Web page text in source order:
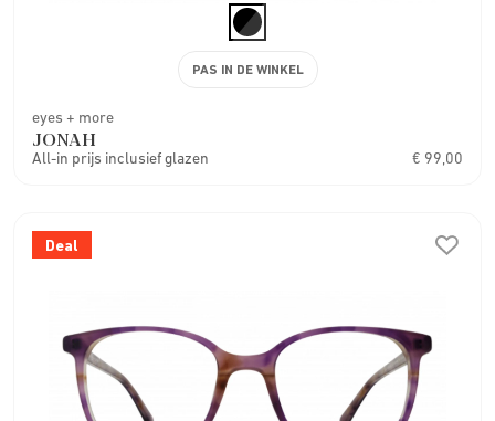
eyes + more
JONAH
All-in prijs inclusief glazen € 99,00
PAS IN DE WINKEL
Deal